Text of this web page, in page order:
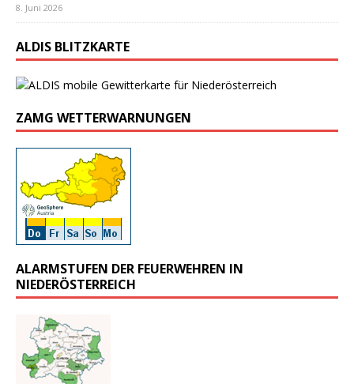
8. Juni 2026
ALDIS BLITZKARTE
ZAMG WETTERWARNUNGEN
ALARMSTUFEN DER FEUERWEHREN IN
NIEDERÖSTERREICH